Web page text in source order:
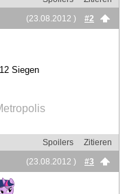
(23.08.2012 )
#2
Siegen
Spoilers
Zitieren
(23.08.2012 )
#3